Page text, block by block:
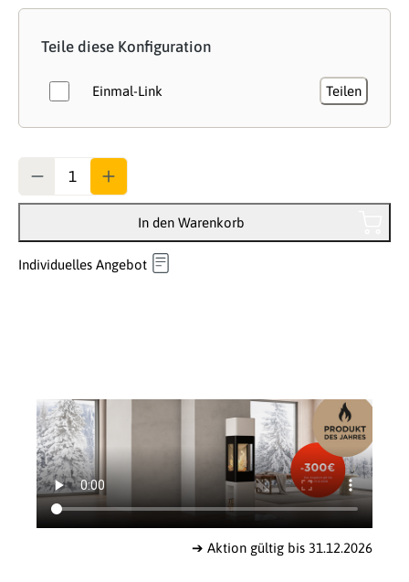
Teile diese Konfiguration
Einmal-Link Teilen
In den Warenkorb
Individuelles Angebot
➔ Aktion gültig bis 31.12.2026